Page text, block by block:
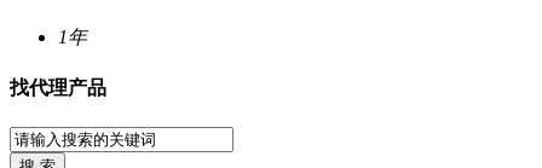
1年
找代理产品